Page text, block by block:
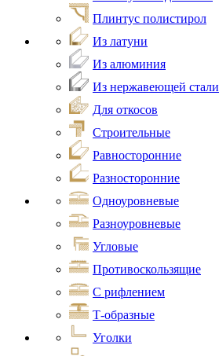
Плинтус полистирол
Из латуни
Из алюминия
Из нержавеющей стали
Для откосов
Строительные
Равносторонние
Разносторонние
Одноуровневые
Разноуровневые
Угловые
Противоскользящие
С рифлением
Т-образные
Уголки